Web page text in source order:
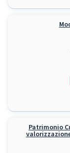
Patrimonio